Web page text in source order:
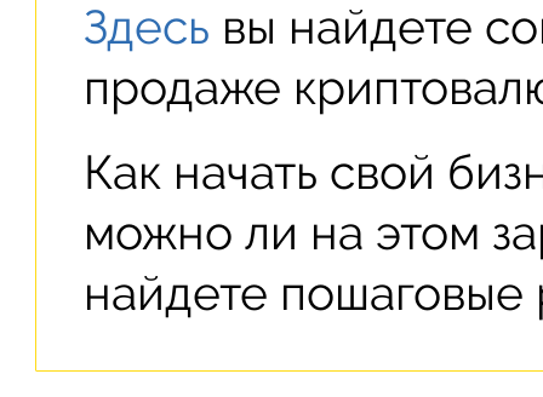
Здесь вы найдете
продаже
Как начать свой
можно ли на этом
найдете